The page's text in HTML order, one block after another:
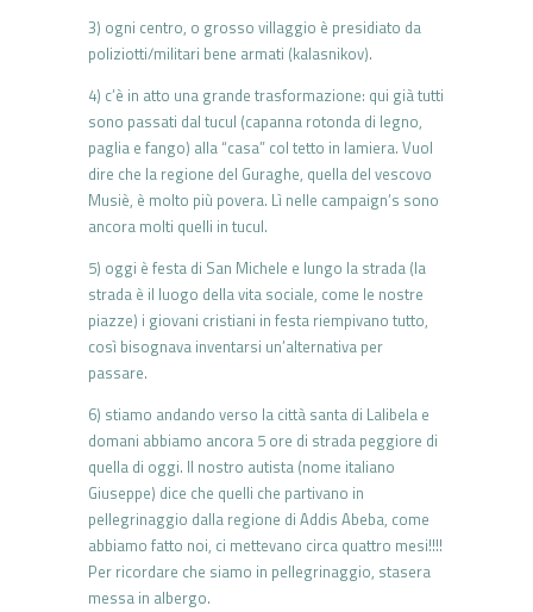
3) ogni centro, o grosso villaggio è presidiato da
poliziotti/militari bene armati (kalasnikov).
4) c’è in atto una grande trasformazione: qui già tutti
sono passati dal tucul (capanna rotonda di legno,
paglia e fango) alla “casa” col tetto in lamiera. Vuol
dire che la regione del Guraghe, quella del vescovo
Musiè, è molto più povera. Lì nelle campaign’s sono
ancora molti quelli in tucul.
5) oggi è festa di San Michele e lungo la strada (la
strada è il luogo della vita sociale, come le nostre
piazze) i giovani cristiani in festa riempivano tutto,
così bisognava inventarsi un’alternativa per
passare.
6) stiamo andando verso la città santa di Lalibela e
domani abbiamo ancora 5 ore di strada peggiore di
quella di oggi. Il nostro autista (nome italiano
Giuseppe) dice che quelli che partivano in
pellegrinaggio dalla regione di Addis Abeba, come
abbiamo fatto noi, ci mettevano circa quattro mesi!!!!
Per ricordare che siamo in pellegrinaggio, stasera
messa in albergo.